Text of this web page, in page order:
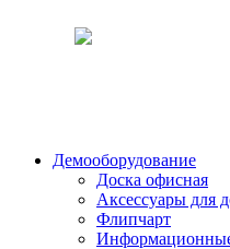
Демооборудование
Доска офисная
Аксессуары для
Флипчарт